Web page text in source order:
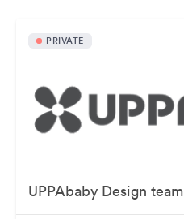
PRIVATE
UPPAbaby Design team